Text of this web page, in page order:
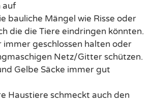
auf
bauliche Mängel wie Risse oder
die die Tiere eindringen könnten.
immer geschlossen halten oder
Netz/Gitter schützen.
Gelbe Säcke immer gut
Haustiere schmeckt auch den